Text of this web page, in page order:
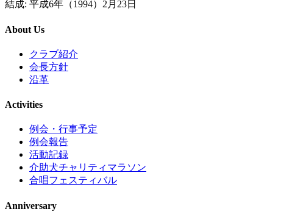
結成: 平成6年（1994）2月23日
About Us
クラブ紹介
会長方針
沿革
Activities
例会・行事予定
例会報告
活動記録
介助犬チャリティマラソン
合唱フェスティバル
Anniversary